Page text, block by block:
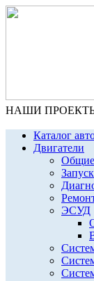
НАШИ
Каталог
Двигатели
Общие
ЭСУД